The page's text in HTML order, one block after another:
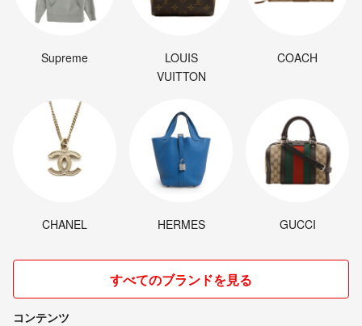
Supreme
LOUIS
VUITTON
COACH
CHANEL HERMES GUCCI
すべてのブランドを見る
コンテンツ